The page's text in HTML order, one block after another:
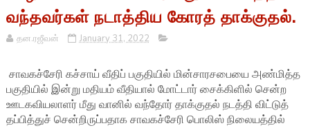
வந்தவர்கள் நடாத்திய கோரத் தாக்குதல்.
தன.ரஜீவன் January 31, 2022
சாவகச்சேரி கச்சாய் வீதிப் பகுதியில் மின்சாரசபையை அண்மித்த
பகுதியில் இன்று மதியம் வீதியால் மோட்டார் சைக்கிளில் சென்ற
ஊடகவியலாளர் மீது வானில் வந்தோர் தாக்குதல் நடத்தி விட்டுத்
தப்பித்துச் சென்றிருப்பதாக சாவகச்சேரி பொலிஸ் நிலையத்தில்